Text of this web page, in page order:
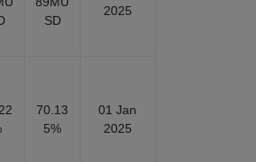
SD
2025
70.13
5%
01 Jan
2025